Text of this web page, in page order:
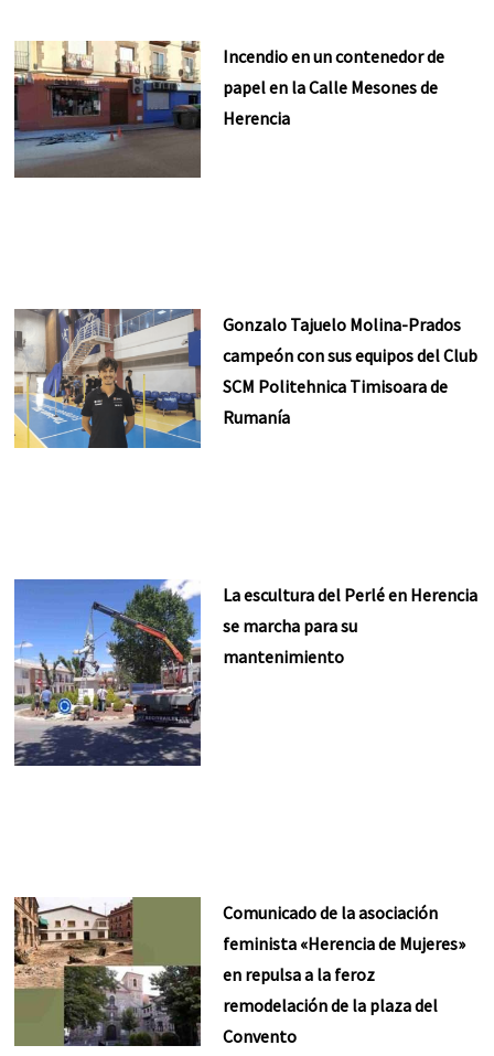
Incendio en un contenedor de
papel en la Calle Mesones de
Herencia
Gonzalo Tajuelo Molina-Prados
campeón con sus equipos del Club
SCM Politehnica Timisoara de
Rumanía
La escultura del Perlé en Herencia
se marcha para su
mantenimiento
Comunicado de la asociación
feminista «Herencia de Mujeres»
en repulsa a la feroz
remodelación de la plaza del
Convento